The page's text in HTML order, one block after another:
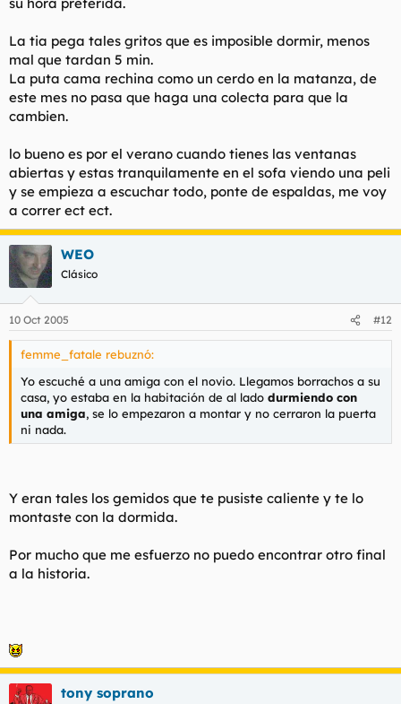
La tia pega tales gritos que es imposible dormir, menos
mal que tardan 5 min.
La puta cama rechina como un cerdo en la matanza, de
este mes no pasa que haga una colecta para que la
cambien.
lo bueno es por el verano cuando tienes las ventanas
abiertas y estas tranquilamente en el sofa viendo una peli
y se empieza a escuchar todo, ponte de espaldas, me voy
a correr ect ect.
WEO
Clásico
10 Oct 2005 #12
femme_fatale rebuznó:
Yo escuché a una amiga con el novio. Llegamos borrachos a su
casa, yo estaba en la habitación de al lado durmiendo con
una amiga, se lo empezaron a montar y no cerraron la puerta
ni nada.
Y eran tales los gemidos que te pusiste caliente y te lo
montaste con la dormida.
Por mucho que me esfuerzo no puedo encontrar otro final
a la historia.
tony soprano